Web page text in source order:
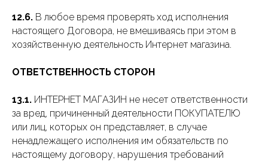
12.6. В любое время проверять ход исполнения
настоящего Договора, не вмешиваясь при этом в
хозяйственную деятельность Интернет магазина.
ОТВЕТСТВЕННОСТЬ СТОРОН
13.1. ИНТЕРНЕТ МАГАЗИН не несет ответственности
за вред, причиненный деятельности ПОКУПАТЕЛЮ
или лиц, которых он представляет, в случае
ненадлежащего исполнения им обязательств по
настоящему договору, нарушения требований